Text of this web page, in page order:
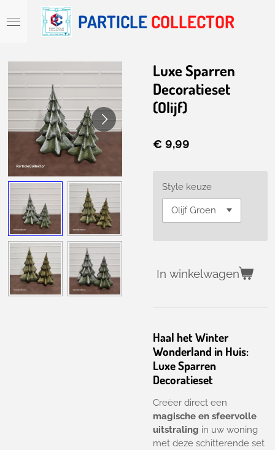
direct
PARTICLE COLLECTOR
Luxe Sparren
Decoratieset
(Olijf)
€ 9,99
Style keuze
In winkelwagen
Haal het Winter
Wonderland in Huis:
Luxe Sparren
Decoratieset
Creëer direct een
magische en sfeervolle
uitstraling in uw woning
met deze schitterende set